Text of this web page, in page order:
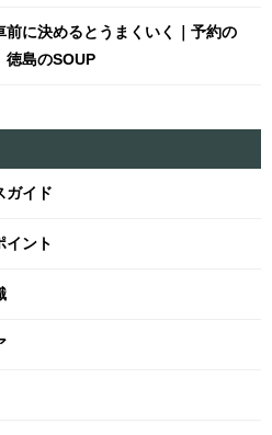
前に決めるとうまくいく｜予約の
徳島のSOUP
ガイド
イント